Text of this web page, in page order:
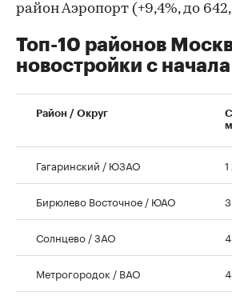
район Аэропорт (+9,4%, до
Топ-10 районов
новостройки с начала
Район / Округ
Гагаринский / ЮЗАО
Бирюлево Восточное / ЮАО
Солнцево / ЗАО
Метрогородок / ВАО